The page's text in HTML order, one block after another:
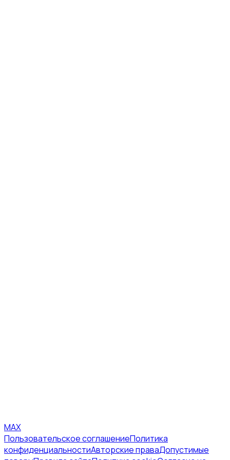
MAX
Пользовательское соглашениеПолитика
конфиденциальностиАвторские праваДопустимые